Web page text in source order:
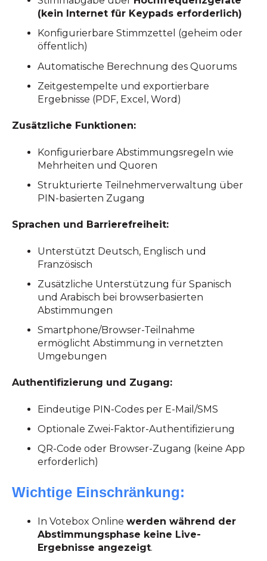
(kein Internet für Keypads erforderlich)
Konfigurierbare Stimmzettel (geheim oder
öffentlich)
Automatische Berechnung des Quorums
Zeitgestempelte und exportierbare
Ergebnisse (PDF, Excel, Word)
Zusätzliche Funktionen:
Konfigurierbare Abstimmungsregeln wie
Mehrheiten und Quoren
Strukturierte Teilnehmerverwaltung über
PIN-basierten Zugang
Sprachen und Barrierefreiheit:
Unterstützt Deutsch, Englisch und
Französisch
Zusätzliche Unterstützung für Spanisch
und Arabisch bei browserbasierten
Abstimmungen
Smartphone/Browser-Teilnahme
ermöglicht Abstimmung in vernetzten
Umgebungen
Authentifizierung und Zugang:
Eindeutige PIN-Codes per E-Mail/SMS
Optionale Zwei-Faktor-Authentifizierung
QR-Code oder Browser-Zugang (keine App
erforderlich)
Wichtige Einschränkung:
In Votebox Onlinewerden während der
Abstimmungsphase keine Live-
Ergebnisse angezeigt.